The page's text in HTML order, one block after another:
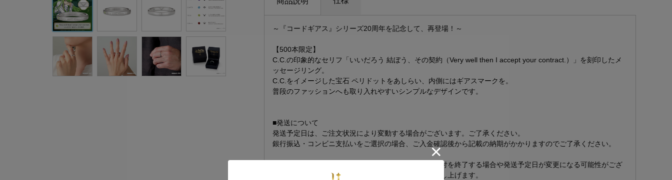
～『コードギアス』シリーズ20周年を記念して、再登場！～
【500本限定】
C.C.の印象的なセリフ「いいだろう 結ぼう、その契約（Very well then I accept your contract.）」を刻印したメ
ッセージリング。
C.C.をイメージした宝石 ペリドットをあしらい、内側にはギアスマークを。
普段のファッションへも取り入れやすいシンプルなデザインです。
■発送について
発送予定日は、ご注文状況により変動する場合がございます。ご了承ください。
銀行振込・コンビニ支払いをご選択の場合、ご入金確認後から記載の納期がかかりますのでご了承ください。
※生産可能数を超えた場合、予約期間中であっても受付を終了する場合や発送予定日が変更になる可能性がござ
います。あらかじめご了承いただきますようお願い申し上げます。